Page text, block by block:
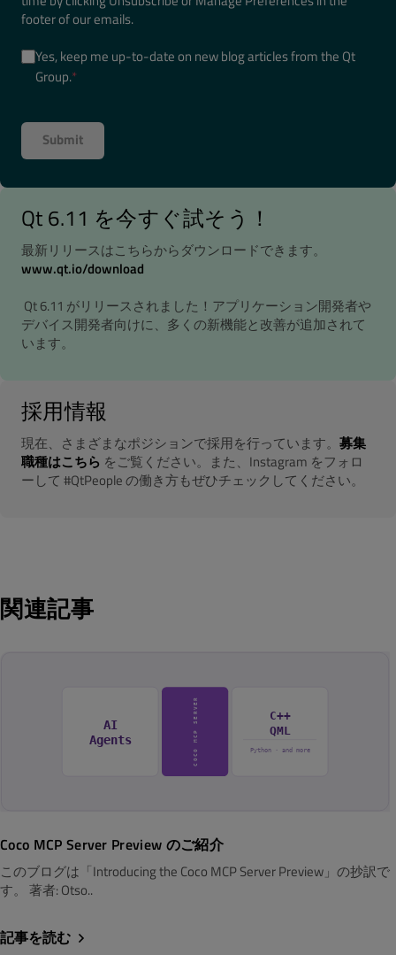
footer of our emails.
Yes, keep me up-to-date on new blog articles from the Qt
Group.*
Qt 6.11 を今すぐ試そう！
最新リリースはこちらからダウンロードできます。
www.qt.io/download
Qt 6.11 がリリースされました！アプリケーション開発者や
デバイス開発者向けに、多くの新機能と改善が追加されて
います。
採用情報
現在、さまざまなポジションで採用を行っています。 募集
職種はこちら をご覧ください。また、Instagram をフォロ
ーして #QtPeople の働き方もぜひチェックしてください。
関連記事
Coco MCP Server Preview のご紹介
このブログは「Introducing the Coco MCP Server Preview」の抄訳で
す。 著者: Otso..
記事を読む